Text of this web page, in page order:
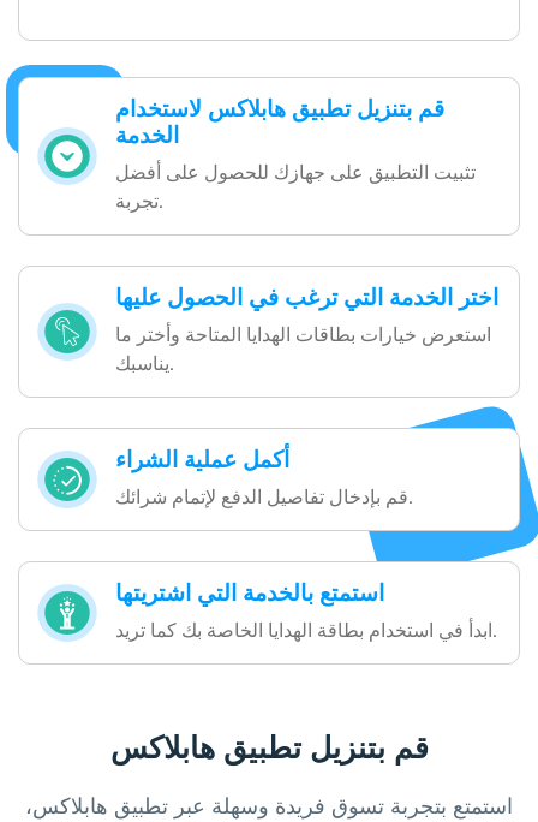
قم بتنزيل تطبيق هابلاكس لاستخدام
الخدمة
تثبيت التطبيق على جهازك للحصول على أفضل
تجربة.
اختر الخدمة التي ترغب في الحصول عليها
استعرض خيارات بطاقات الهدايا المتاحة وأختر ما
يناسبك.
أكمل عملية الشراء
قم بإدخال تفاصيل الدفع لإتمام شرائك.
استمتع بالخدمة التي اشتريتها
ابدأ في استخدام بطاقة الهدايا الخاصة بك كما تريد.
قم بتنزيل تطبيق هابلاكس
استمتع بتجربة تسوق فريدة وسهلة عبر تطبيق هابلاكس،